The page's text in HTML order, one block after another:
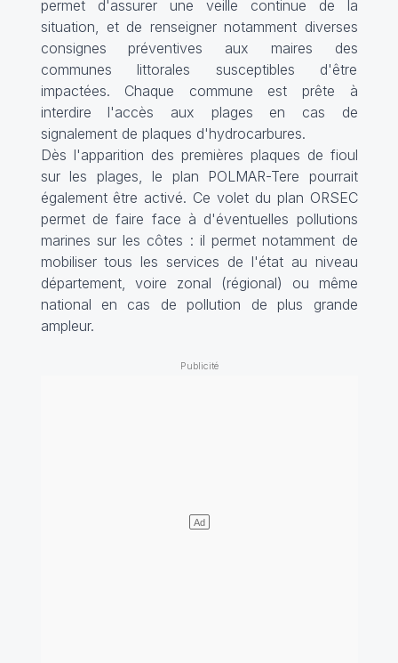
permet d'assurer une veille continue de la
situation, et de renseigner notamment diverses
consignes préventives aux maires des
communes littorales susceptibles d'être
impactées. Chaque commune est prête à
interdire l'accès aux plages en cas de
signalement de plaques d'hydrocarbures.
Dès l'apparition des premières plaques de fioul
sur les plages, le plan POLMAR-Tere pourrait
également être activé. Ce volet du plan ORSEC
permet de faire face à d'éventuelles pollutions
marines sur les côtes : il permet notamment de
mobiliser tous les services de l'état au niveau
département, voire zonal (régional) ou même
national en cas de pollution de plus grande
ampleur.